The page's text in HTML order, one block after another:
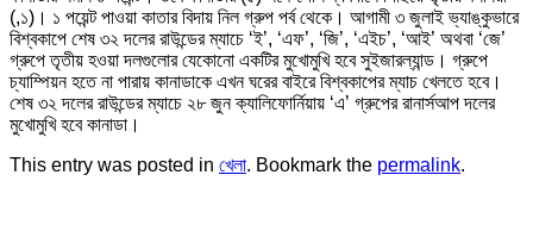
(,১)। ১ পয়েন্ট পাওয়া কাতার বিদায় নিল গ্রুপ পর্ব থেকে। আগামী ৩ জুলাই ভ্যাঙ্কুভারে
বিশ্বকাপে শেষ ৩২ দলের রাউন্ডের ম্যাচে ‘ই’, ‘এফ’, ‘জি’, ‘এইচ’, ‘আই’ অথবা ‘জে’
গ্রুপে তৃতীয় হওয়া দলগুলোর যেকোনো একটির মুখোমুখি হবে সুইজারল্যান্ড। গ্রুপে
চ্যাম্পিয়ন হতে না পারায় কানাডাকে এখন ঘরের বাইরে বিশ্বকাপের ম্যাচ খেলতে হবে।
শেষ ৩২ দলের রাউন্ডের ম্যাচে ২৮ জুন ক্যালিফোর্নিয়ায় ‘এ’ গ্রুপের রানার্সআপ দলের
মুখোমুখি হবে কানাডা।
This entry was posted in খেলা. Bookmark the permalink.